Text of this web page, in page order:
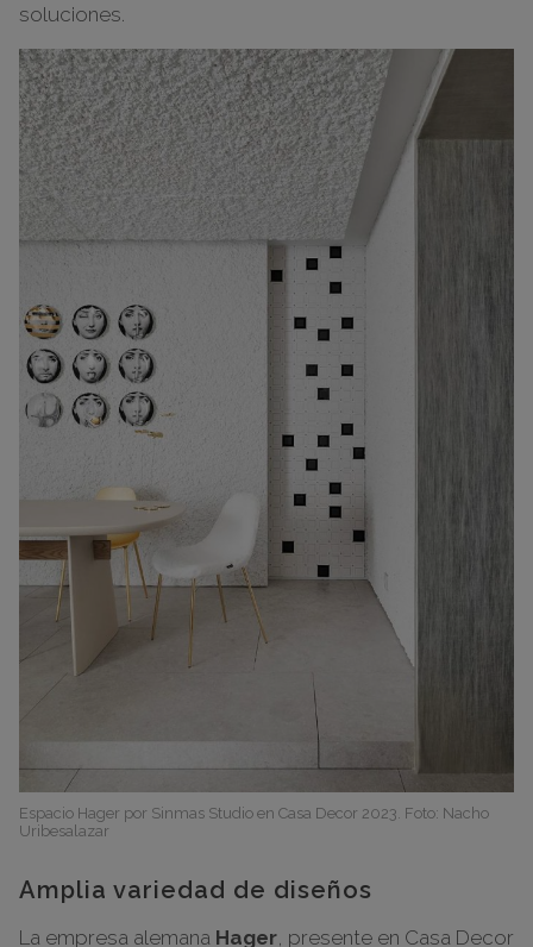
soluciones.
Espacio Hager por Sinmas Studio en Casa Decor 2023. Foto: Nacho
Uribesalazar
Amplia variedad de diseños
La empresa alemana Hager , presente en Casa Decor